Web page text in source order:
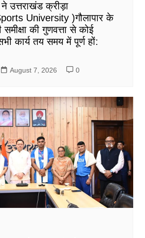
उत्तराखंड क्रीड़ा
University )गौलापार के
समीक्षा की गुणवत्ता से कोई
कार्य तय समय में पूर्ण हों:
August 7, 2026 0